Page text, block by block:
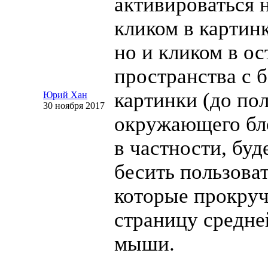
Юрий Хан
30 ноября 2017
кликом в
но и кликом в
пространства с
картинки (до
окружающего
в частности,
бесить
которые
страницу
мыши.